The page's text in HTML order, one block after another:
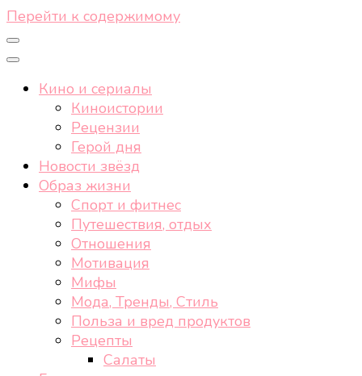
Перейти к содержимому
Кино и сериалы
Киноистории
Рецензии
Герой дня
Новости звёзд
Образ жизни
Спорт и фитнес
Путешествия, отдых
Отношения
Мотивация
Мифы
Мода, Тренды, Стиль
Польза и вред продуктов
Рецепты
Салаты